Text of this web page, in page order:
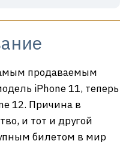
продаваемым
iPhone 11, теперь
12. Причина в
и тот и другой
билетом в мир